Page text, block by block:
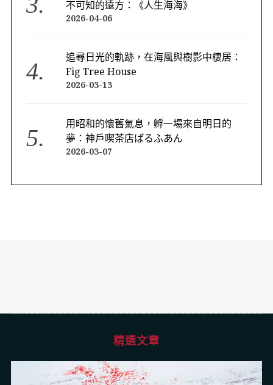
不可知的遠方：《人生海海》
2026-04-06
追尋日光的軌跡，在海風與樹影中棲居：
Fig Tree House
2026-03-13
用昭和的懷舊氣息，孵一場來自明日的
夢：神戶喫茶店ぱるふあん
2026-03-07
精選文章